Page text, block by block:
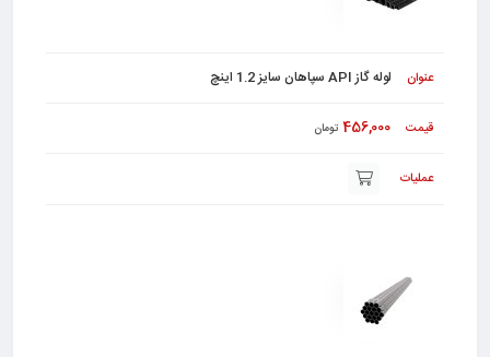
لوله گاز API سپاهان سایز 1.2 اینچ
456,000 تومان